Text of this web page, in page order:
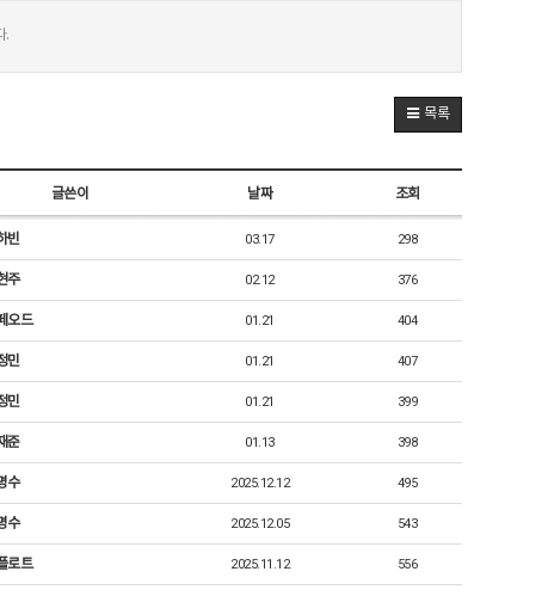
.
목록
글쓴이 날짜 조회
빈 03.17 298
주 02.12 376
오드 01.21 404
민 01.21 407
민 01.21 399
준 01.13 398
수 2025.12.12 495
수 2025.12.05 543
로트 2025.11.12 556